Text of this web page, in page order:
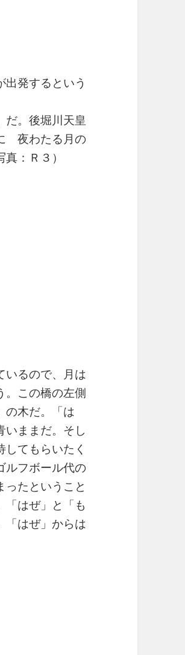
発するという
だ。後堀川天皇
夜わたる月の
：Ｒ３）
いるので、月は
。この橋の左側
の木だ。「は
いままだ。そし
てもらいたく
ルフボール代の
たということ
「はぜ」と「も
「はぜ」からは